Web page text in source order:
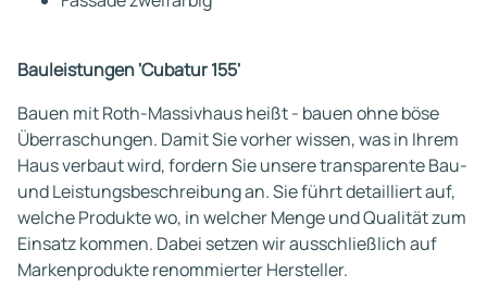
Bauleistungen 'Cubatur 155'
Bauen mit Roth-Massivhaus heißt - bauen ohne böse
Überraschungen. Damit Sie vorher wissen, was in Ihrem
Haus verbaut wird, fordern Sie unsere transparente Bau-
und Leistungsbeschreibung an. Sie führt detailliert auf,
welche Produkte wo, in welcher Menge und Qualität zum
Einsatz kommen. Dabei setzen wir ausschließlich auf
Markenprodukte renommierter Hersteller.